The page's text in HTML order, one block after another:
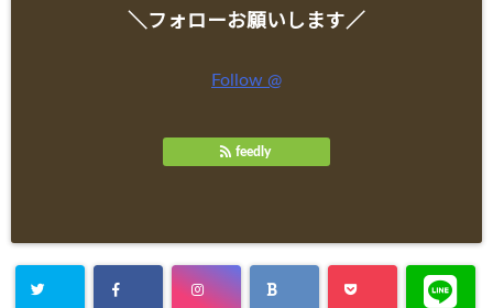
＼フォローお願いします／
Follow @
feedly